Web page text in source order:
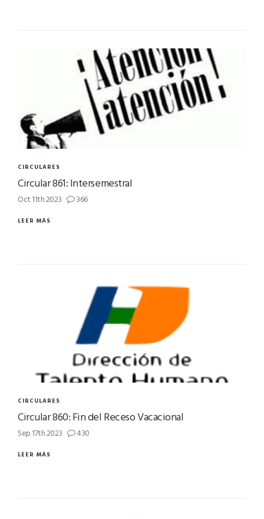
CIRCULARES
Circular 861: Intersemestral
Oct 11th 2023 366
LEER MÁS
CIRCULARES
Circular 860: Fin del Receso Vacacional
Sep 17th 2023 430
LEER MÁS